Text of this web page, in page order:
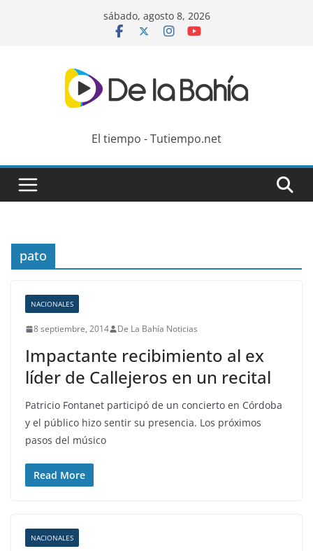
sábado, agosto 8, 2026
El tiempo - Tutiempo.net
pato
NACIONALES
8 septiembre, 2014 De La Bahía Noticias
Impactante recibimiento al ex
líder de Callejeros en un recital
Patricio Fontanet participó de un concierto en Córdoba
y el público hizo sentir su presencia. Los próximos
pasos del músico
Read More
NACIONALES